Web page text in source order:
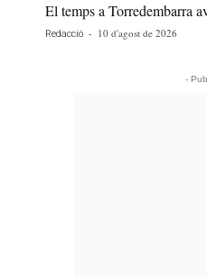
El temps a Torredembarra
Redacció - 10 d'agost de 2026
-